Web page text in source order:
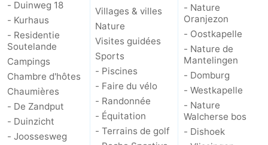
- Duinweg 18
- Kurhaus
- Residentie
Soutelande
Campings
Chambre d'hôtes
Chaumières
- De Zandput
- Duinzicht
- Joossesweg
Villages & villes
Nature
Visites guidées
Sports
- Piscines
- Faire du vélo
- Randonnée
- Équitation
- Terrains de golf
- Nature
Oranjezon
- Oostkapelle
- Nature de
Mantelingen
- Domburg
- Westkapelle
- Nature
Walcherse bos
- Dishoek